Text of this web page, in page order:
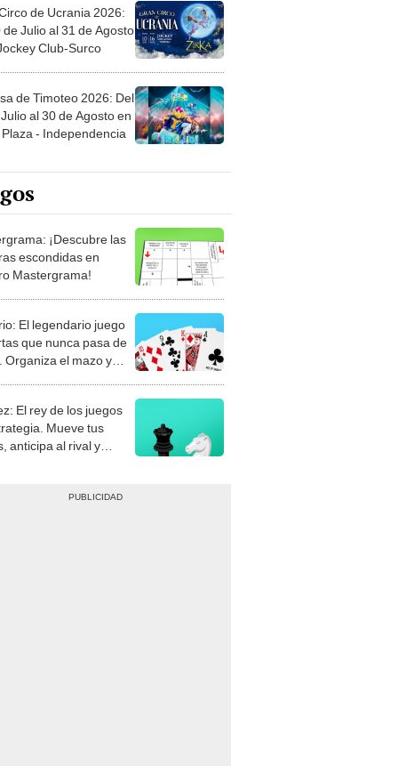
de Ucrania 2026:
de Julio al 31 de Agosto
Club-Surco
de Timoteo 2026: Del
al 30 de Agosto en
- Independencia
¡Descubre las
escondidas en
Mastergrama!
El legendario juego
que nunca pasa de
Organiza el mazo y
El rey de los juegos
Mueve tus
anticipa al rival y